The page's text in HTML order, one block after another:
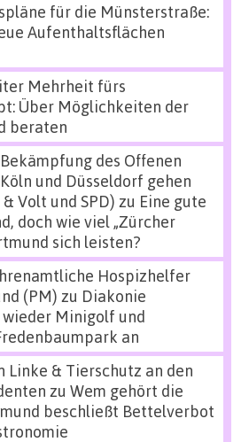
für die Münsterstraße:
Aufenthaltsflächen
Mehrheit fürs
Über Möglichkeiten der
beraten
des Offenen
und Düsseldorf gehen
Volt und SPD) zu Eine gute
doch wie viel „Zürcher
sich leisten?
Hospizhelfer
(PM) zu Diakonie
Minigolf und
an
Linke & Tierschutz an den
zu Wem gehört die
beschließt Bettelverbot